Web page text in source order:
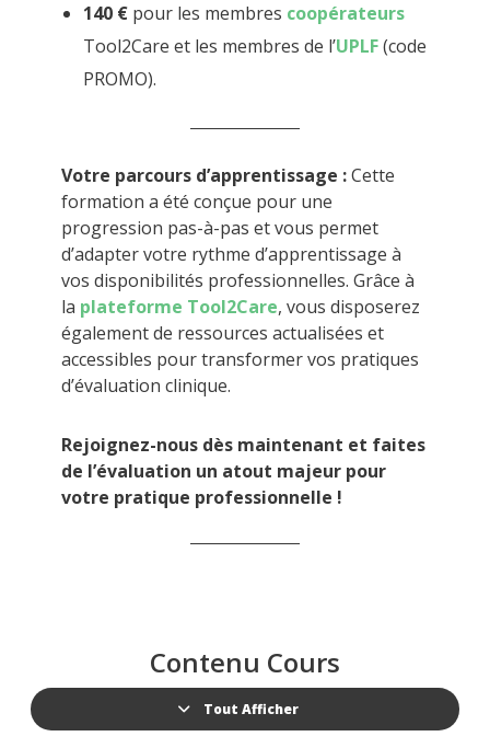
140 € pour les membres coopérateurs
Tool2Care et les membres de l’UPLF(code
PROMO).
Votre parcours d’apprentissage :Cette
formation a été conçue pour une
progression pas-à-pas et vous permet
d’adapter votre rythme d’apprentissage à
vos disponibilités professionnelles. Grâce à
la plateforme Tool2Care, vous disposerez
également de ressources actualisées et
accessibles pour transformer vos pratiques
d’évaluation clinique.
Rejoignez-nous dès maintenant et faites
de l’évaluation un atout majeur pour
votre pratique professionnelle !
Contenu Cours
Tout Afficher